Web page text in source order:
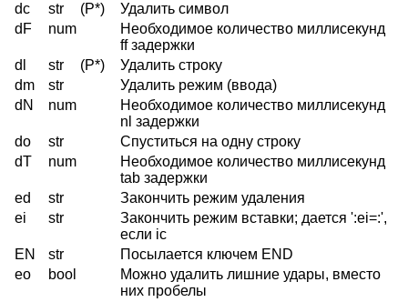
dc
str (P*)
Удалить символ
dF
num
Необходимое количество миллисекунд
ff задержки
dl
str (P*)
Удалить строку
dm
str
Удалить режим (ввода)
dN
num
Необходимое количество миллисекунд
nl задержки
do
str
Спуститься на одну строку
dT
num
Необходимое количество миллисекунд
tab задержки
ed
str
Закончить режим удаления
ei
str
Закончить режим вставки; дается ':ei=:',
если ic
EN
str
Посылается ключем END
eo
bool
Можно удалить лишние удары, вместо
них пробелы